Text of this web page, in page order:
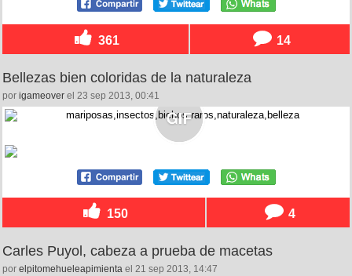
361 14
Bellezas bien coloridas de la naturaleza
por igameover el 23 sep 2013, 00:41
150 4
Carles Puyol, cabeza a prueba de macetas
por elpitomehueleapimienta el 21 sep 2013, 14:47